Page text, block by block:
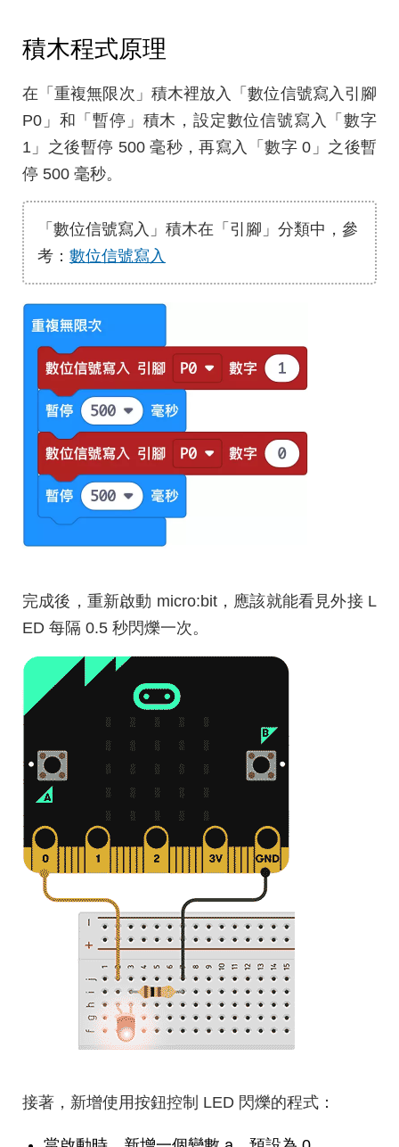
積木程式原理
在「重複無限次」積木裡放入「數位信號寫入引腳
P0」和「暫停」積木，設定數位信號寫入「數字
1」之後暫停 500 毫秒，再寫入「數字 0」之後暫
停 500 毫秒。
「數位信號寫入」積木在「引腳」分類中，參
考： 數位信號寫入
完成後，重新啟動 micro:bit，應該就能看見外接 L
ED 每隔 0.5 秒閃爍一次。
接著，新增使用按鈕控制 LED 閃爍的程式：